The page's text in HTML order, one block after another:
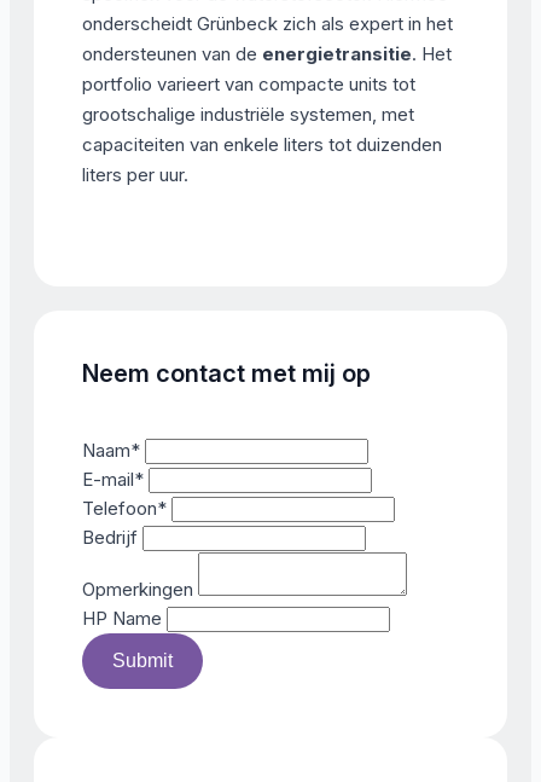
onderscheidt Grünbeck zich als expert in het
ondersteunen van de energietransitie. Het
portfolio varieert van compacte units tot
grootschalige industriële systemen, met
capaciteiten van enkele liters tot duizenden
liters per uur.
Neem contact met mij op
Naam*
E-mail*
Telefoon*
Bedrijf
Opmerkingen
HP Name
Submit